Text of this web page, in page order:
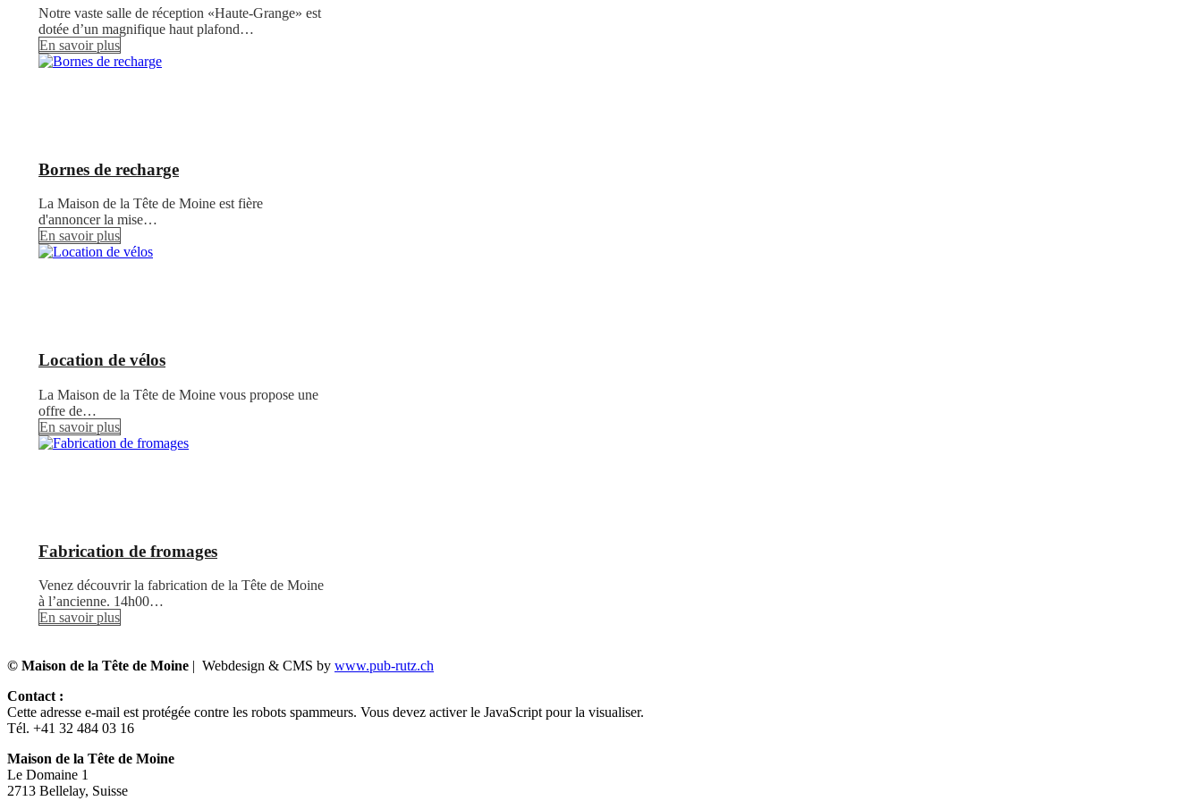
Notre vaste salle de réception «Haute-Grange» est
dotée d’un magnifique haut plafond…
En savoir plus
Bornes de recharge
La Maison de la Tête de Moine est fière
d'annoncer la mise…
En savoir plus
Location de vélos
La Maison de la Tête de Moine vous propose une
offre de…
En savoir plus
Fabrication de fromages
Venez découvrir la fabrication de la Tête de Moine
à l’ancienne. 14h00…
En savoir plus
© Maison de la Tête de Moine | Webdesign & CMS by www.pub-rutz.ch
Contact :
Cette adresse e-mail est protégée contre les robots spammeurs. Vous devez activer le JavaScript pour la visualiser.
Tél. +41 32 484 03 16
Maison de la Tête de Moine
Le Domaine 1
2713 Bellelay, Suisse